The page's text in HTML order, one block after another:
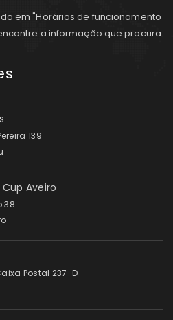
em "Horários de funcionamento
a informação que procura
139
Aveiro
38
Postal 237-D